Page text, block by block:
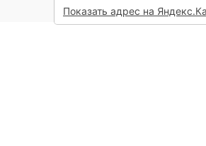
Показать адрес на